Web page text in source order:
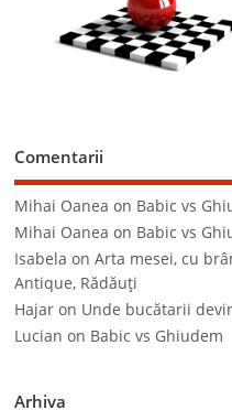
Comentarii
Mihai Oanea on Babic vs
Mihai Oanea on Babic vs
Isabela onArta mesei, cu
Antique, Rădăuţi
Hajar on Unde bucătarii
Lucian on Babic vs Ghiudem
Arhiva